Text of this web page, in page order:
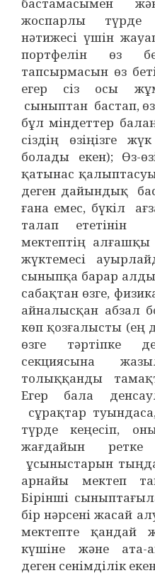
жоспарлы түрде
нәтижесі үшін
портфелін өз
тапсырмасын өз
егер сіз осы
сыныптан бастап,
бұл міндеттер
сіздің өзіңізге
болады екен); Өз-
қатынас
деген дайындық
ғана емес, бүкіл
талап ететінін
мектептің
жүктемесі
сыныпқа барар
сабақтан өзге,
айналысқан абзал
көп қозғалысты (ең
өзге тәртіпке
секциясына
толыққанды
Егер бала
сұрақтар
түрде кеңесіп,
жағдайын
ұсыныстарын
арнайы мектеп
Бірінші
бір нәрсені жасай
мектепте қандай
күшіне және ата-
деген сенімділік